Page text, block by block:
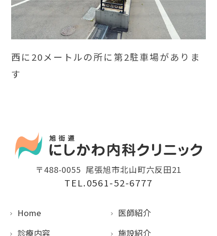
西に20メートルの所に第2駐車場がありま
す
〒488-0055 尾張旭市北山町六反田21
TEL.0561-52-6777
Home
医師紹介
診療内容
施設紹介